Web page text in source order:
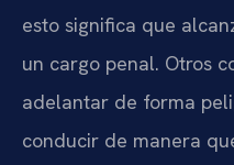
esto significa que
un cargo penal. Otros
adelantar de forma
conducir de manera